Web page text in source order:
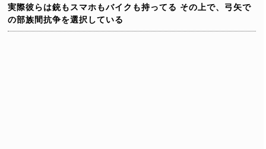
実際彼らは銃もスマホもバイクも持ってる その上で、弓矢で
の部族間抗争を選択している